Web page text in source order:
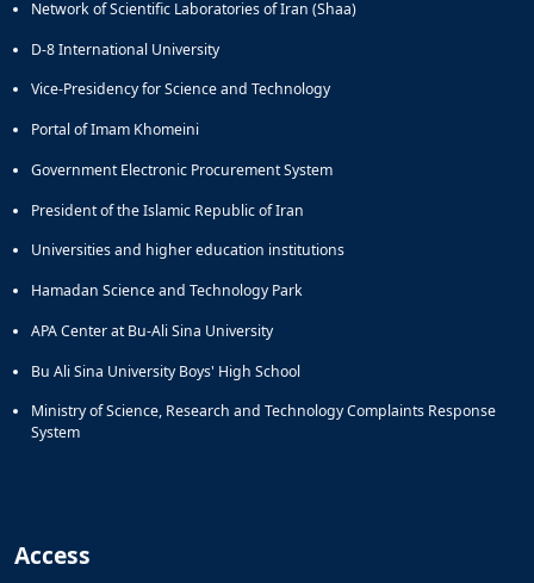
Network of Scientific Laboratories of Iran (Shaa)
D-8 International University
Vice-Presidency for Science and Technology
Portal of Imam Khomeini
Government Electronic Procurement System
President of the Islamic Republic of Iran
Universities and higher education institutions
Hamadan Science and Technology Park
APA Center at Bu-Ali Sina University
Bu Ali Sina University Boys' High School
Ministry of Science, Research and Technology Complaints Response
System
Access